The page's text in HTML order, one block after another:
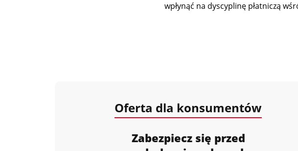
wpłynąć na dyscyplinę płatniczą
Oferta dla konsumentów
Zabezpiecz się przed